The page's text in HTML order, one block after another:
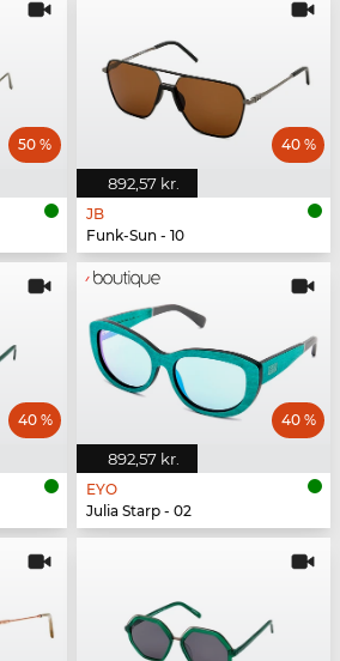
50 %
892,57 kr.
40 %
JB
Funk-Sun - 10
40 %
892,57 kr.
40 %
EYO
Julia Starp - 02